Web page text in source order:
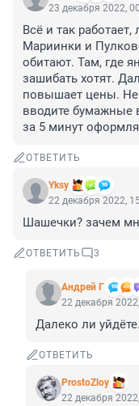
23 декабря 2022,
Всё и так
Мариинки и
обитают. Там, где
зашибать хотят.
повышает цены. Не
вводите бумажные
за 5 минут
ОТВЕТИТЬ
Yksy
22 декабря 2022,
Шашечки? зачем
ОТВЕТИТЬ 3
Андрей Г
22 декабря
Далеко ли
ОТВЕТИТЬ
ProstoZloy
22 декабря